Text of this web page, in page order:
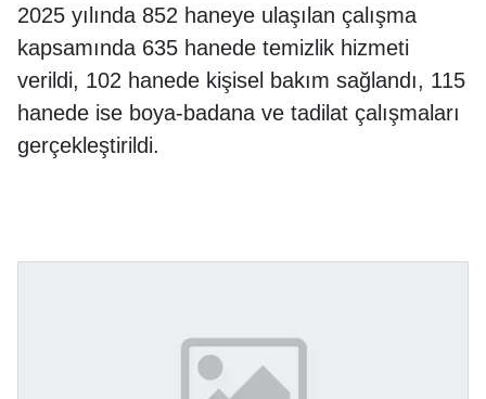
2025 yılında 852 haneye ulaşılan çalışma
kapsamında 635 hanede temizlik hizmeti
verildi, 102 hanede kişisel bakım sağlandı, 115
hanede ise boya-badana ve tadilat çalışmaları
gerçekleştirildi.